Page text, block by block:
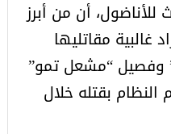
أن من أبرز
غالبية مقاتليها
وفصيل “مشعل تمو”
بقتله خلال